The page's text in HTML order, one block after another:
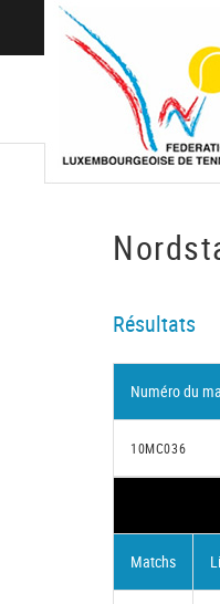
Résultats
Numéro du
10MC036
Matchs